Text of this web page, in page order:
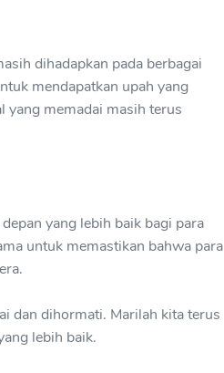
dihadapkan pada berbagai
mendapatkan upah yang
yang memadai masih terus
yang lebih baik bagi para
untuk memastikan bahwa para
dan dihormati. Marilah kita terus
lebih baik.